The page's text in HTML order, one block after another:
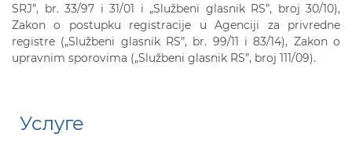
SRJ”, br. 33/97 i 31/01 i „Službeni glasnik RS”, broj 30/10),
Zakon o postupku registracije u Agenciji za privredne
registre („Službeni glasnik RS”, br. 99/11 i 83/14), Zakon o
upravnim sporovima („Službeni glasnik RS”, broj 111/09).
Услуге